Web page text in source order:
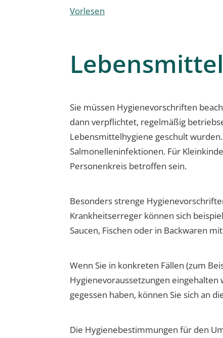
Vorlesen
Sie müssen Hygienevorschriften
dann verpflichtet, regelmäßig
Lebensmittelhygiene geschult wurden.
Salmonelleninfektionen. Für
Personenkreis betroffen sein.
Besonders strenge
Krankheitserreger können sich
Saucen, Fischen oder in Backwaren
Wenn Sie in konkreten Fällen (zum
Hygienevoraussetzungen
gegessen haben, können Sie sich an
Die Hygienebestimmungen für den